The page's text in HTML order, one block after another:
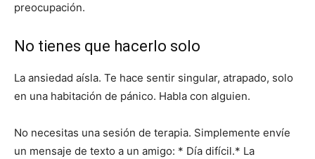
preocupación.
No tienes que hacerlo solo
La ansiedad aísla. Te hace sentir singular, atrapado, solo
en una habitación de pánico. Habla con alguien.
No necesitas una sesión de terapia. Simplemente envíe
un mensaje de texto a un amigo: * Día difícil.* La